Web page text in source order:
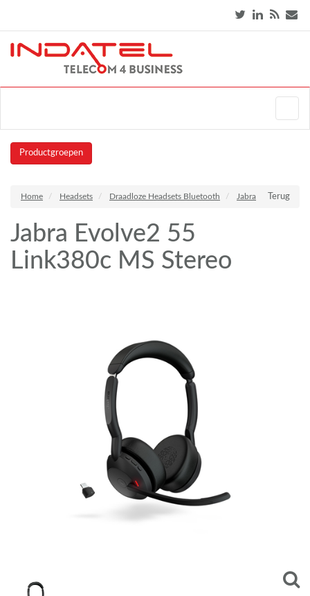
Productgroepen
Terug
Home Headsets Draadloze Headsets Bluetooth Jabra
Jabra Evolve2 55
Link380c MS Stereo